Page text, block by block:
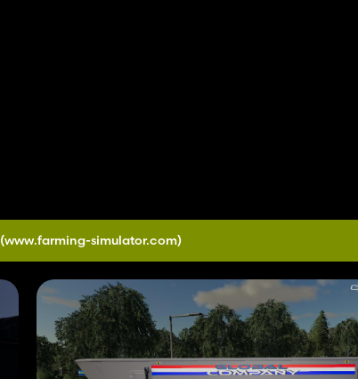
(www.farming-simulator.com)